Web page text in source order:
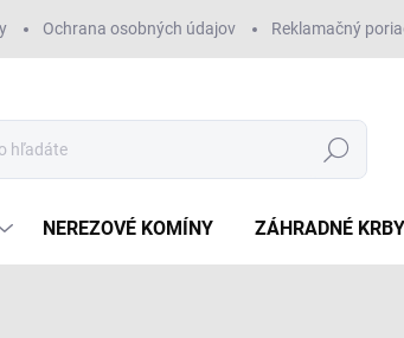
Ochrana osobných údajov Reklamačný
Hľadať
NEREZOVÉ KOMÍNY ZÁHRADNÉ KRBY